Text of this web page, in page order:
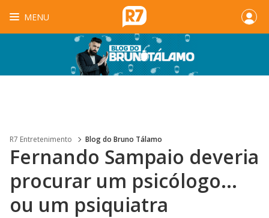
MENU
R7 Entretenimento Blog do Bruno Tálamo
Fernando Sampaio deveria
procurar um psicólogo...
ou um psiquiatra